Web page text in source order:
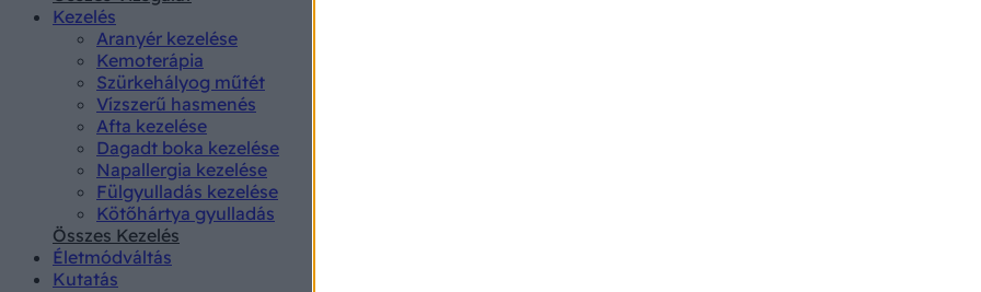
Kezelés
Aranyér kezelése
Kemoterápia
Szürkehályog műtét
Vízszerű hasmenés
Afta kezelése
Dagadt boka kezelése
Napallergia kezelése
Fülgyulladás kezelése
Kötőhártya gyulladás
Összes Kezelés
Életmódváltás
Kutatás